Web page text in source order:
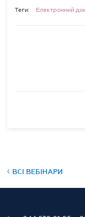
Теги: Електронний
ВСІ ВЕБІНАРИ